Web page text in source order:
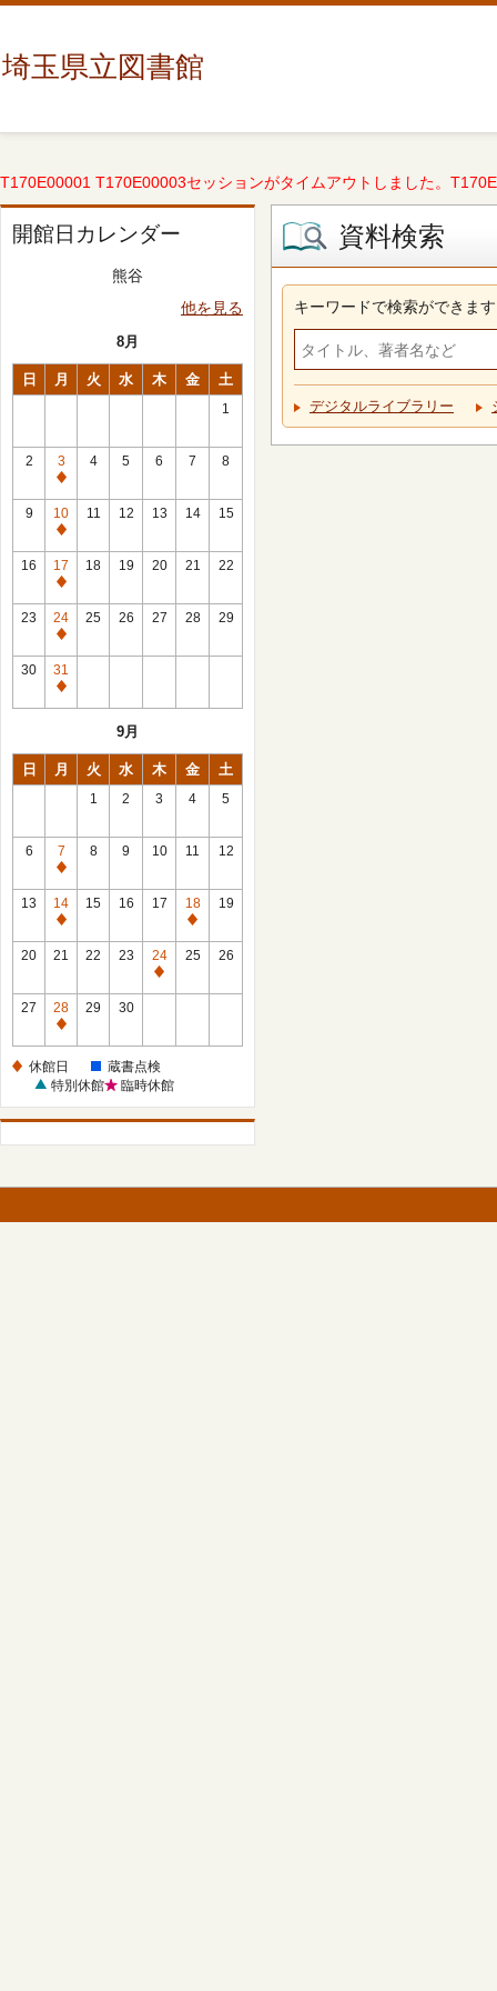
埼玉県立図書館
T170E00001 T170E00003セッションがタイムアウトしました。
開館日カレンダー
熊谷
他を見る
8月
日 月 火 水 木 金 土
1
2
3
休
館
日
4 5 6 7 8
9
10
休
館
日
11 12 13 14 15
16
17
休
館
日
18 19 20 21 22
23
24
休
館
日
25 26 27 28 29
30
31
休
9月
日 月 火 水 木 金 土
1 2 3 4 5
6
7
休
館
日
8 9 10 11 12
13
14
休
館
15 16 17
18
休
館
19
20 21 22 23
24
休
25 26
27
28
休
日
29 30
休館日
蔵書点検
特別休館
臨時休館
資料検索
キーワードで検索ができます
デジタルライブラリー